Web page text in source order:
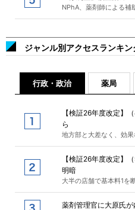
NPhA、薬剤師による補
ジャンル別アクセスランキン
行政・政治 薬局
【検証26年度改定】
ら
地方部と大差なく、効果
【検証26年度改定】
明暗
大半の店舗で基本料1を
薬剤管理官に大原氏が